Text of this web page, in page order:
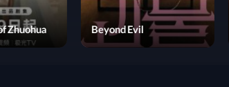
The Legend of Zhuohua